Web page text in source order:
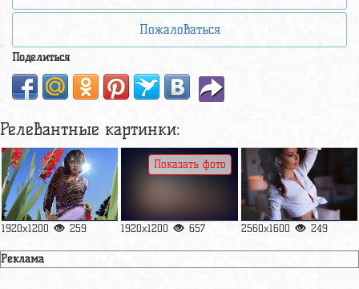
Пожаловаться
Поделиться
Релевантные картинки:
1920x1200 259 1920x1200 657
Показать фото
2560x1600 249
Реклама